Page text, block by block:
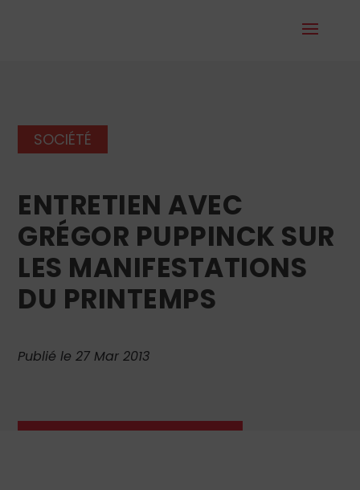
SOCIÉTÉ
ENTRETIEN AVEC
GRÉGOR PUPPINCK SUR
LES MANIFESTATIONS
DU PRINTEMPS
Publié le 27 Mar 2013